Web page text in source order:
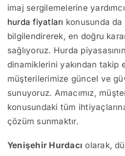
imaj sergilemelerine
hurda fiyatları konusunda
bilgilendirerek, en doğru
sağlıyoruz. Hurda
dinamiklerini yakından takip
müşterilerimize güncel ve
sunuyoruz. Amacımız,
konusundaki tüm
çözüm sunmaktır.
Yenişehir Hurdacı olarak,